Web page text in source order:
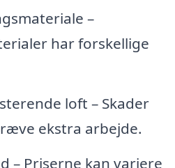
–
har forskellige
loft – Skader
ekstra arbejde.
– Priserne kan variere